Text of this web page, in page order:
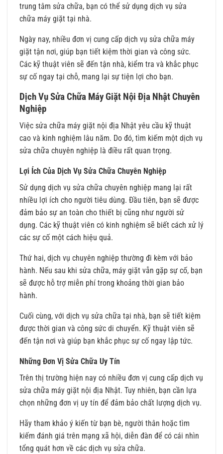
trung tâm sửa chữa, bạn có thể sử dụng dịch vụ sửa
chữa máy giặt tại nhà.
Ngày nay, nhiều đơn vị cung cấp dịch vụ sửa chữa máy
giặt tận nơi, giúp bạn tiết kiệm thời gian và công sức.
Các kỹ thuật viên sẽ đến tận nhà, kiểm tra và khắc phục
sự cố ngay tại chỗ, mang lại sự tiện lợi cho bạn.
Dịch Vụ Sửa Chữa Máy Giặt Nội Địa Nhật Chuyên
Nghiệp
Việc sửa chữa máy giặt nội địa Nhật yêu cầu kỹ thuật
cao và kinh nghiệm lâu năm. Do đó, tìm kiếm một dịch vụ
sửa chữa chuyên nghiệp là điều rất quan trọng.
Lợi Ích Của Dịch Vụ Sửa Chữa Chuyên Nghiệp
Sử dụng dịch vụ sửa chữa chuyên nghiệp mang lại rất
nhiều lợi ích cho người tiêu dùng. Đầu tiên, bạn sẽ được
đảm bảo sự an toàn cho thiết bị cũng như người sử
dụng. Các kỹ thuật viên có kinh nghiệm sẽ biết cách xử lý
các sự cố một cách hiệu quả.
Thứ hai, dịch vụ chuyên nghiệp thường đi kèm với bảo
hành. Nếu sau khi sửa chữa, máy giặt vẫn gặp sự cố, bạn
sẽ được hỗ trợ miễn phí trong khoảng thời gian bảo
hành.
Cuối cùng, với dịch vụ sửa chữa tại nhà, bạn sẽ tiết kiệm
được thời gian và công sức di chuyển. Kỹ thuật viên sẽ
đến tận nơi và giúp bạn khắc phục sự cố ngay lập tức.
Những Đơn Vị Sửa Chữa Uy Tín
Trên thị trường hiện nay có nhiều đơn vị cung cấp dịch vụ
sửa chữa máy giặt nội địa Nhật. Tuy nhiên, bạn cần lựa
chọn những đơn vị uy tín để đảm bảo chất lượng dịch vụ.
Hãy tham khảo ý kiến từ bạn bè, người thân hoặc tìm
kiếm đánh giá trên mạng xã hội, diễn đàn để có cái nhìn
tổng quát hơn về các dịch vụ sửa chữa.